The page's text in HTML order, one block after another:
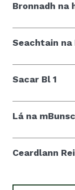
Bronnadh na
Seachtain na
Sacar Bl 1
Lá na
Ceardlann